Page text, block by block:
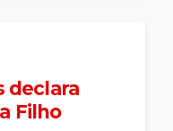
declara
Filho